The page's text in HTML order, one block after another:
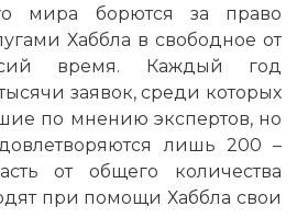
мира борются за право
Хаббла в свободное от
время. Каждый год
заявок, среди которых
по мнению экспертов, но
лишь 200 –
от общего количества
при помощи Хаббла свои